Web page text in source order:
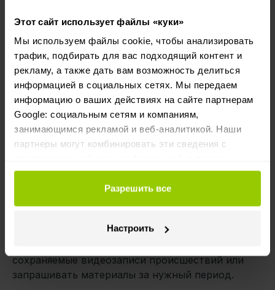
Этот сайт использует файлы «куки»
Мы используем файлы cookie, чтобы анализировать
трафик, подбирать для вас подходящий контент и
рекламу, а также дать вам возможность делиться
информацией в социальных сетях. Мы передаем
информацию о ваших действиях на сайте партнерам
Google: социальным сетям и компаниям,
занимающимся рекламой и веб-аналитикой. Наши
партнеры могут комбинировать эти сведения с
данными, которые они получили при использовании
Разрешить все
Настроить
Фактически одно урегулированное дело
видеосистемами 15 транспортных средств.”
Автоматизация и удобство –
ключевые факторы выбора
Для Lähivaara было принципиально важно, чтобы
режиме, не требуя от водителей
дополнительных действий. Видеорешения
Mapon отличаются простотой использования —
необходимо. Можно просматривать прямые
сохраняемые видеозаписи происшествий или
запрашивать материалы за нужный период.